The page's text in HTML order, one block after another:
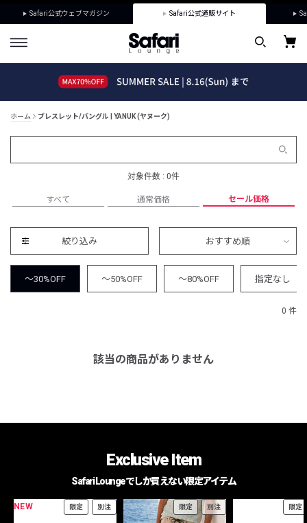
Safari公式ウェブマガジン Safari公式通販サイト
ホーム ブレスレット/バングル | YANUK (ヤヌーク)
対象件数 : 0件
すべて 通常価格 セール価格
絞り込み おすすめ順
～30%OFF ～50%OFF ～80%OFF 指定なし
0 件
該当の商品がありません
Exclusive Item
Safari Loungeでしか買えない限定アイテム
NEW 限定 別注 限定 別注 限定